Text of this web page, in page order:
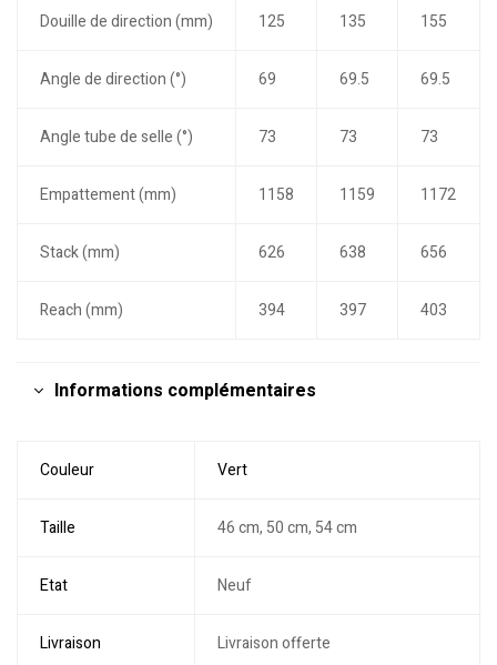
Douille de direction (mm) 125 135 155
Angle de direction (°) 69 69.5 69.5
Angle tube de selle (°) 73 73 73
Empattement (mm) 1158 1159 1172
Stack (mm) 626 638 656
Reach (mm) 394 397 403
Informations complémentaires
Couleur Vert
Taille 46 cm, 50 cm, 54 cm
Etat Neuf
Livraison Livraison offerte